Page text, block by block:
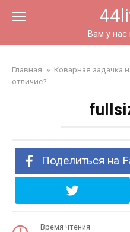
Вам у нас
Главная » Коварная задачка
отличие?
Поделиться на
Время чтения